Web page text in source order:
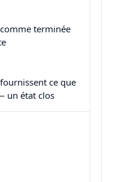
terminée
ce que
un état clos